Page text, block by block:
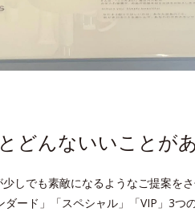
どんないいことが
しでも素敵になるようなご提案を
ード」「スペシャル」「VIP」3つ